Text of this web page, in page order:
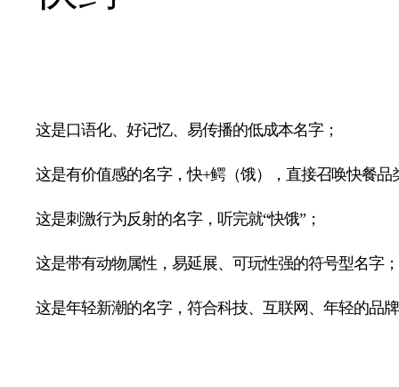
这是口语化、好记忆、易传播的低成本名字；
这是有价值感的名字，快+鳄（饿），直接召唤快餐品
这是刺激行为反射的名字，听完就“快饿”；
这是带有动物属性，易延展、可玩性强的符号型名字；
这是年轻新潮的名字，符合科技、互联网、年轻的品